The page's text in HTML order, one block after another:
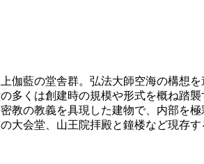
藍の堂舎群。弘法大師空海の構想
くは創建時の規模や形式を概ね踏
教の教義を具現した建物で、内部を
会堂、山王院拝殿と鐘楼など現存